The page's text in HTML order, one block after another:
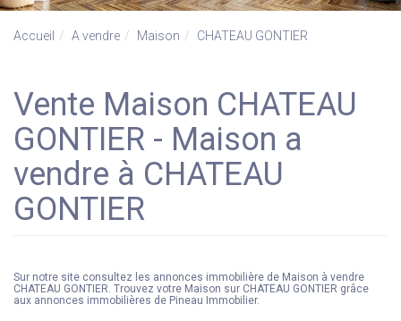
Accueil A vendre Maison CHATEAU GONTIER
Vente Maison CHATEAU
GONTIER - Maison a
vendre à CHATEAU
GONTIER
Sur notre site consultez les annonces immobilière de Maison à vendre
CHATEAU GONTIER. Trouvez votre Maison sur CHATEAU GONTIER grâce
aux annonces immobilières de Pineau Immobilier.